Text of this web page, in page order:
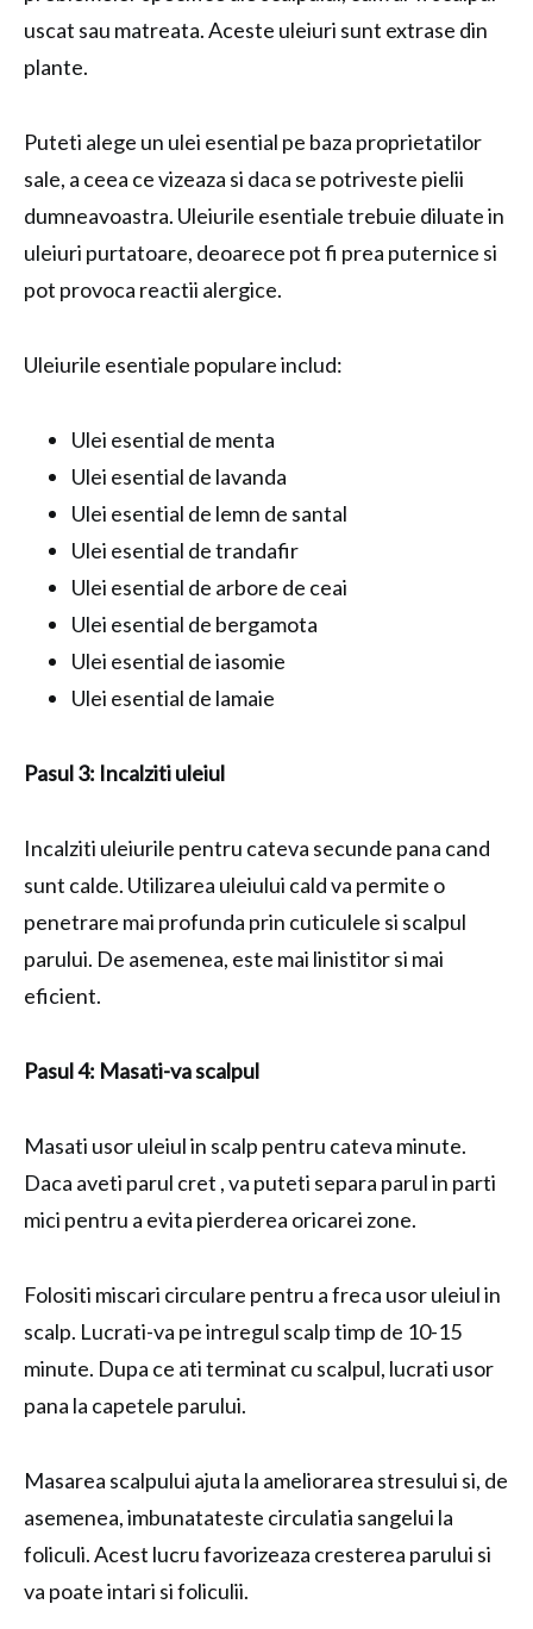
uscat sau matreata. Aceste uleiuri sunt extrase din
plante.
Puteti alege un ulei esential pe baza proprietatilor
sale, a ceea ce vizeaza si daca se potriveste pielii
dumneavoastra. Uleiurile esentiale trebuie diluate in
uleiuri purtatoare, deoarece pot fi prea puternice si
pot provoca reactii alergice.
Uleiurile esentiale populare includ:
Ulei esential de menta
Ulei esential de lavanda
Ulei esential de lemn de santal
Ulei esential de trandafir
Ulei esential de arbore de ceai
Ulei esential de bergamota
Ulei esential de iasomie
Ulei esential de lamaie
Pasul 3: Incalziti uleiul
Incalziti uleiurile pentru cateva secunde pana cand
sunt calde. Utilizarea uleiului cald va permite o
penetrare mai profunda prin cuticulele si scalpul
parului. De asemenea, este mai linistitor si mai
eficient.
Pasul 4: Masati-va scalpul
Masati usor uleiul in scalp pentru cateva minute.
Daca aveti parul cret , va puteti separa parul in parti
mici pentru a evita pierderea oricarei zone.
Folositi miscari circulare pentru a freca usor uleiul in
scalp. Lucrati-va pe intregul scalp timp de 10-15
minute. Dupa ce ati terminat cu scalpul, lucrati usor
pana la capetele parului.
Masarea scalpului ajuta la ameliorarea stresului si, de
asemenea, imbunatateste circulatia sangelui la
foliculi. Acest lucru favorizeaza cresterea parului si
va poate intari si foliculii.